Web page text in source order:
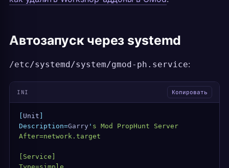
Автозапуск через systemd
/etc/systemd/system/gmod-ph.service:
INI Копировать
Unit
Description=Garry ' s Mod PropHunt Server
After=network.target
[Service]